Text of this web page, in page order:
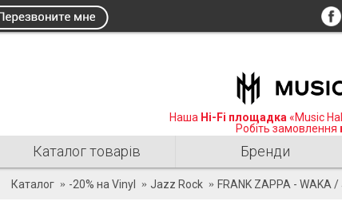
Наша Hi-Fi площадка «Music
Робіть замовлення
Каталог товарів Бренди
Каталог -20% на Vinyl Jazz Rock FRANK ZAPPA - WAKA